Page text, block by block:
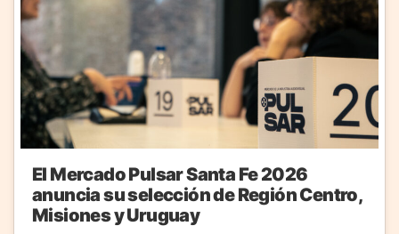
El Mercado Pulsar Santa Fe 2026
anuncia su selección de Región Centro,
Misiones y Uruguay